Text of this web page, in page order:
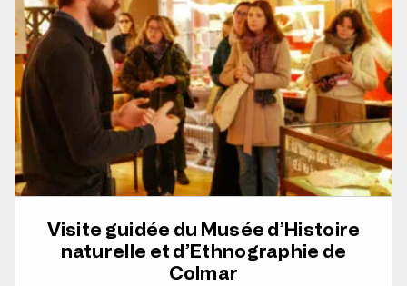
Visite guidée du Musée d’Histoire
naturelle et d’Ethnographie de
Colmar